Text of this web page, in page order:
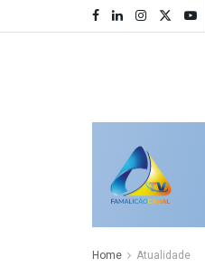
Home Atualidade